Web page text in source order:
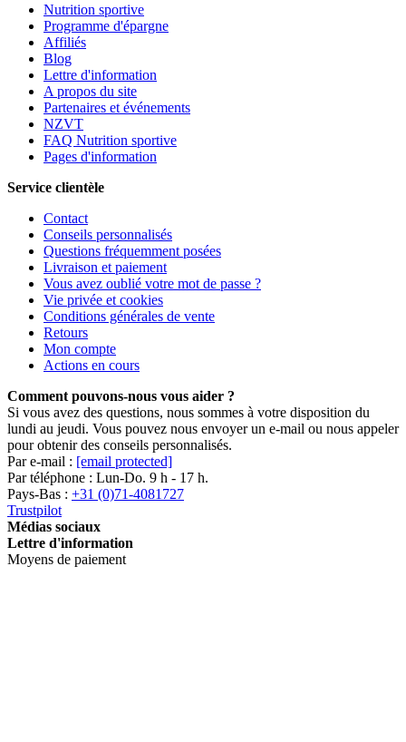
Nutrition sportive
Programme d'épargne
Affiliés
Blog
Lettre d'information
A propos du site
Partenaires et événements
NZVT
FAQ Nutrition sportive
Pages d'information
Service clientèle
Contact
Conseils personnalisés
Questions fréquemment posées
Livraison et paiement
Vous avez oublié votre mot de passe ?
Vie privée et cookies
Conditions générales de vente
Retours
Mon compte
Actions en cours
Comment pouvons-nous vous aider ?
Si vous avez des questions, nous sommes à votre disposition du
lundi au jeudi. Vous pouvez nous envoyer un e-mail ou nous appeler
pour obtenir des conseils personnalisés.
Par e-mail : [email protected]
Par téléphone : Lun-Do. 9 h - 17 h.
Pays-Bas : +31 (0)71-4081727
Trustpilot
Médias sociaux
Lettre d'information
Moyens de paiement